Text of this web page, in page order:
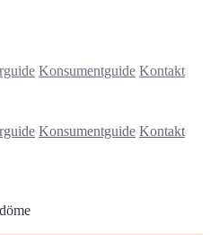
Konsumentguide Kontakt
Konsumentguide Kontakt